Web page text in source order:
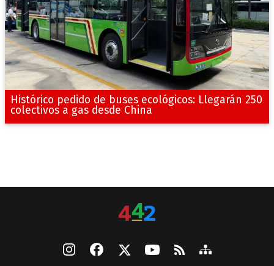
Histórico pedido de buses ecológicos: Llegarán 250
colectivos a gas desde China